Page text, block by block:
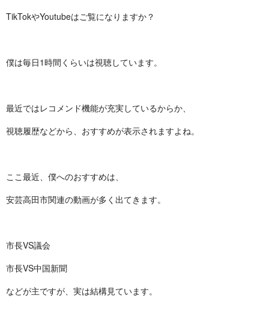
TikTokやYoutubeはご覧になりますか？
僕は毎日1時間くらいは視聴しています。
最近ではレコメンド機能が充実しているからか、
視聴履歴などから、おすすめが表示されますよね。
ここ最近、僕へのおすすめは、
安芸高田市関連の動画が多く出てきます。
市長VS議会
市長VS中国新聞
などが主ですが、実は結構見ています。